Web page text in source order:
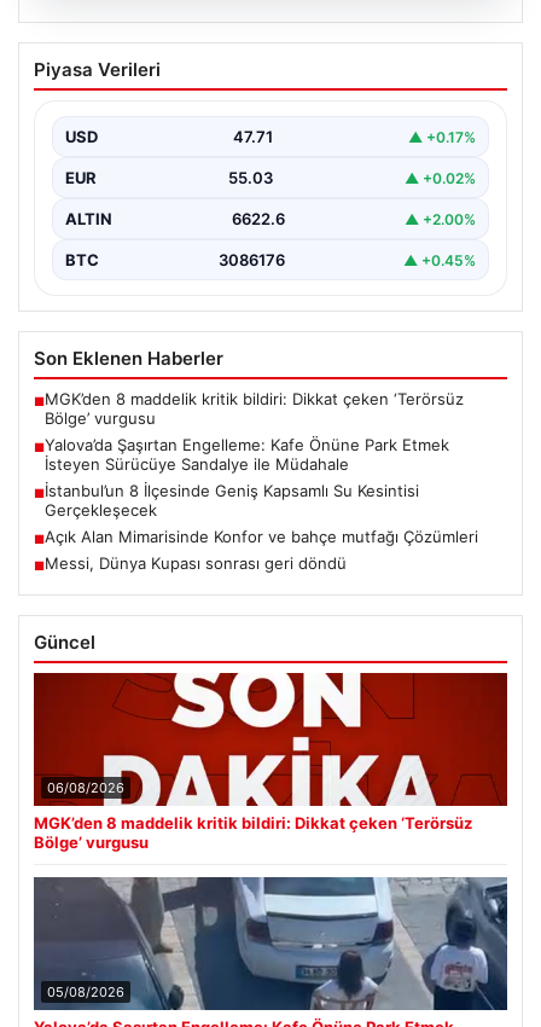
05.08.2026
Yalova’da Şaşırtan Engelleme: Kafe
Önüne Park Etmek İsteyen Sürücüye
Yalova'da yaşanan sıra dışı bir olay, gündeme damgasını
Piyasa Verileri
USD 47.71 ▲ +0.17%
EUR 55.03 ▲ +0.02%
ALTIN 6622.6 ▲ +2.00%
BTC 3086176 ▲ +0.45%
Son Eklenen Haberler
■MGK’den 8 maddelik kritik bildiri: Dikkat çeken ‘Terörsüz
Bölge’ vurgusu
■Yalova’da Şaşırtan Engelleme: Kafe Önüne Park Etmek
İsteyen Sürücüye Sandalye ile Müdahale
■İstanbul’un 8 İlçesinde Geniş Kapsamlı Su Kesintisi
Gerçekleşecek
■Açık Alan Mimarisinde Konfor ve bahçe mutfağı Çözümleri
■Messi, Dünya Kupası sonrası geri döndü
Güncel
06/08/2026
MGK’den 8 maddelik kritik bildiri: Dikkat çeken ‘Terörsüz
Bölge’ vurgusu
05/08/2026